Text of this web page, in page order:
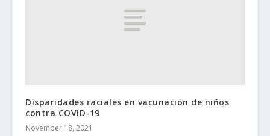
Disparidades raciales en vacunación de niños
contra COVID-19
November 18, 2021